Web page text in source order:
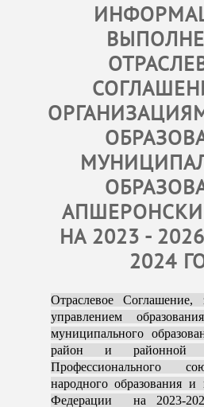
НА 2023 -
2024
Отраслевое Соглашение,
управлением
муниципального
район и районной
Профессионального
народного образования и
Федерации на 2023-